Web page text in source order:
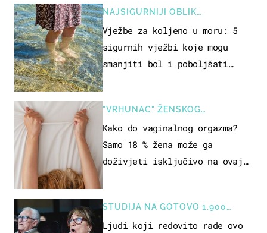
NAJSIGURNIJI OBLIK
REKREACIJE
Vježbe za koljeno u moru: 5
sigurnih vježbi koje mogu
smanjiti bol i poboljšati
"VRHUNAC" ŽENSKOG
SEKSUALNOG ISKUSTVA
Kako do vaginalnog orgazma?
Samo 18 % žena može ga
doživjeti isključivo na ovaj
STUDIJA NA GOTOVO 1.900
OSOBA
Ljudi koji redovito rade ovo